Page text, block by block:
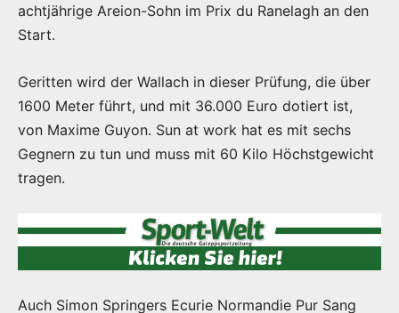
achtjährige Areion-Sohn im Prix du Ranelagh an den
Start.
Geritten wird der Wallach in dieser Prüfung, die über
1600 Meter führt, und mit 36.000 Euro dotiert ist,
von Maxime Guyon. Sun at work hat es mit sechs
Gegnern zu tun und muss mit 60 Kilo Höchstgewicht
tragen.
Auch Simon Springers Ecurie Normandie Pur Sang